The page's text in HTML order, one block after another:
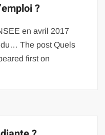
?
en avril 2017
The post Quels
first on